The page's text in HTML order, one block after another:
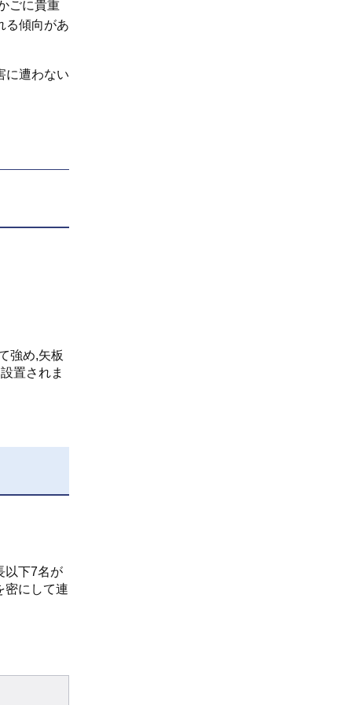
ごに貴重
る傾向があ
に遭わない
強め,矢板
置されま
以下7名が
密にして連